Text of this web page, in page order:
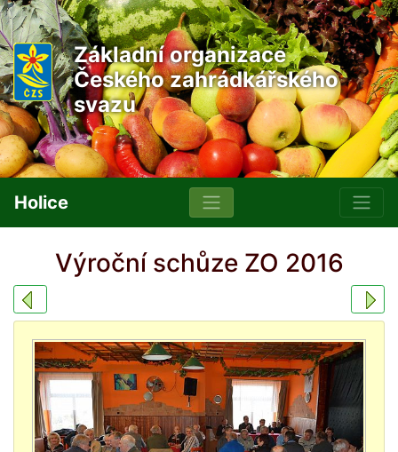
Základní organizace
Českého zahrádkářského
svazu
Holice
Výroční schůze ZO 2016